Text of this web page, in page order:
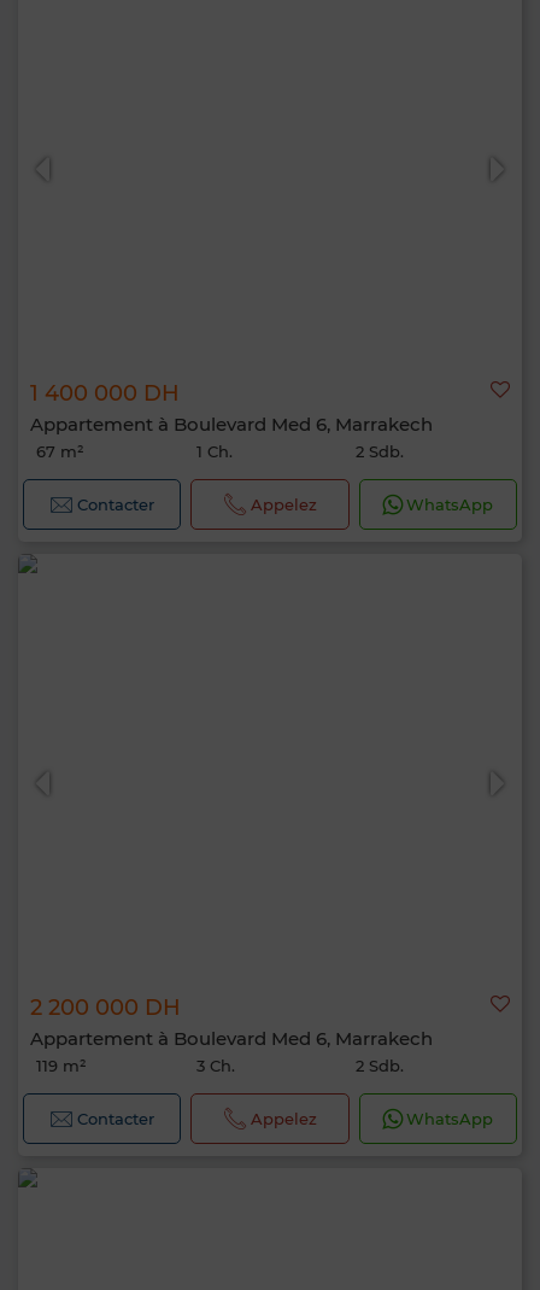
1 400 000 DH
Appartement à Boulevard Med 6, Marrakech
67 m² 1 Ch. 2 Sdb.
Contacter Appelez WhatsApp
2 200 000 DH
Appartement à Boulevard Med 6, Marrakech
119 m² 3 Ch. 2 Sdb.
Contacter Appelez WhatsApp